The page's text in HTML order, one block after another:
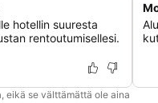
hotellin suuresta
rentoutumisellesi.
eikä se välttämättä ole aina